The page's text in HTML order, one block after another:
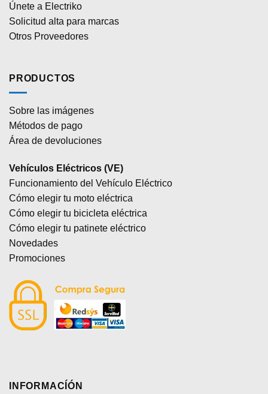
Únete a Electriko
Solicitud alta para marcas
Otros Proveedores
PRODUCTOS
Sobre las imágenes
Métodos de pago
Área de devoluciones
Vehículos Eléctricos (VE)
Funcionamiento del Vehículo Eléctrico
Cómo elegir tu moto eléctrica
Cómo elegir tu bicicleta eléctrica
Cómo elegir tu patinete eléctrico
Novedades
Promociones
INFORMACÍÓN